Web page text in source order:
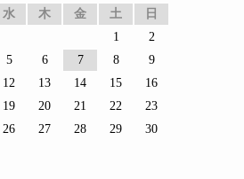
水 木 金 土
日
1
2
5 6 7 8
9
12 13 14 15
16
19 20 21 22
23
26 27 28 29
30